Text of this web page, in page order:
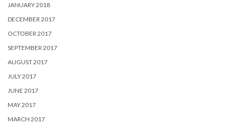
JANUARY 2018
DECEMBER 2017
OCTOBER 2017
SEPTEMBER 2017
AUGUST 2017
JULY 2017
JUNE 2017
MAY 2017
MARCH 2017